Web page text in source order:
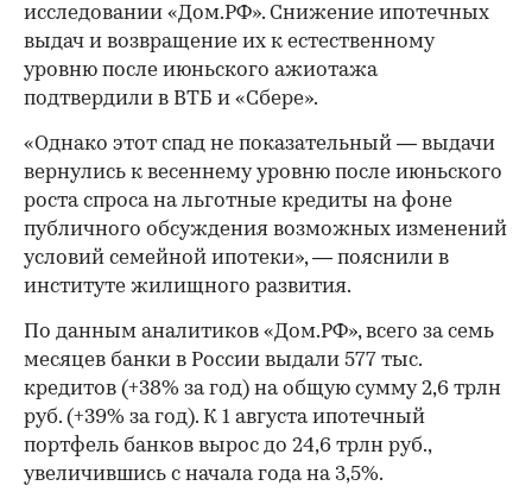
исследовании «Дом.РФ». Снижение ипотечных
выдач и возвращение их к естественному
уровню после июньского ажиотажа
подтвердили в ВТБ и «Сбере».
«Однако этот спад не показательный — выдачи
вернулись к весеннему уровню после июньского
роста спроса на льготные кредиты на фоне
публичного обсуждения возможных изменений
условий семейной ипотеки», — пояснили в
институте жилищного развития.
По данным аналитиков «Дом.РФ», всего за семь
месяцев банки в России выдали 577 тыс.
кредитов (+38% за год) на общую сумму 2,6 трлн
руб. (+39% за год). К 1 августа ипотечный
портфель банков вырос до 24,6 трлн руб.,
увеличившись с начала года на 3,5%.